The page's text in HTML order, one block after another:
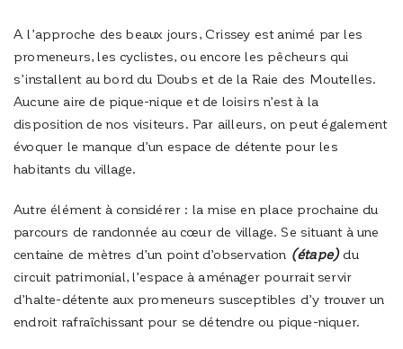
A l’approche des beaux jours, Crissey est animé par les
promeneurs, les cyclistes, ou encore les pêcheurs qui
s’installent au bord du Doubs et de la Raie des Moutelles.
Aucune aire de pique-nique et de loisirs n’est à la
disposition de nos visiteurs. Par ailleurs, on peut également
évoquer le manque d’un espace de détente pour les
habitants du village.
Autre élément à considérer : la mise en place prochaine du
parcours de randonnée au cœur de village. Se situant à une
centaine de mètres d’un point d’observation (étape)du
circuit patrimonial, l’espace à aménager pourrait servir
d’halte-détente aux promeneurs susceptibles d’y trouver un
endroit rafraîchissant pour se détendre ou pique-niquer.